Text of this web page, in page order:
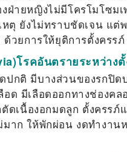
ฝ่ายหญิงไม่มีโครโมโซม
ตุ ยังไม่ทราบชัดเจน แต่
วยการให้ยุติการตั้งครร
โรคอันตรายระหว่าง
ปกติ มีบางส่วนของรกปิ
ด มีเลือดออกทางช่องค
ดเนื้องอกมดลูก ตั้งครร
าก ให้พักผ่อน งดทำงา